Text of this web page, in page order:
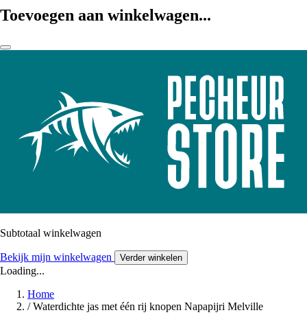
Toevoegen aan winkelwagen...
Subtotaal winkelwagen
Bekijk mijn winkelwagen Verder winkelen
Loading...
Home
/ Waterdichte jas met één rij knopen Napapijri Melville